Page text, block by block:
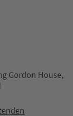
Gordon House,